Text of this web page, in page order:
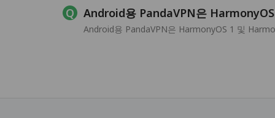
Android용 PandaVPN은
Android용 PandaVPN은 HarmonyOS 1 및